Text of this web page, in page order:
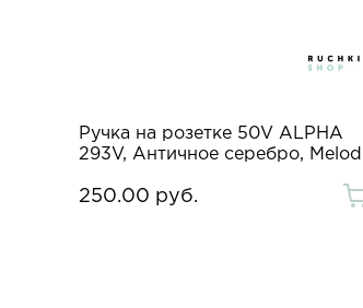
Ручка на розетке 50V ALPHA
293V, Античное серебро,
250.00 руб.